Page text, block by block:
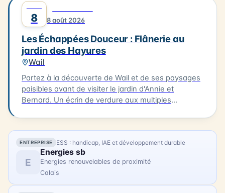
création, profitez d'un déjeuner délicieux à Oye-
Plage, à La Table d'Olivier, avec un plat du jour et un
dessert pour 30€ par personne (réservation
indispensable sur www.c-ici.com). Les vélos à
assistance électrique seront mis à votre disposition
(dans la limite des disponibilités). La balade se
terminera vers 16h30. N'hésitez pas à vous inscrire
pour cette expérience artistique unique !
8 8 août 2026
Les Échappées Douceur : Flânerie au
jardin des Hayures
Wail
Partez à la découverte de Wail et de ses paysages
paisibles avant de visiter le jardin d'Annie et
Bernard. Un écrin de verdure aux multiples
Wail (2 rue de la Mairie). Tarifs : 11 € / gratuit enfants
- 10 ans.
ENTREPRISE ESS : handicap, IAE et développement durable
E
Energies sb
Energies renouvelables de proximité
Calais